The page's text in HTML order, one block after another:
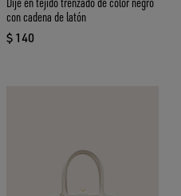
con cadena de latón
$ 140
precio actual $ 140